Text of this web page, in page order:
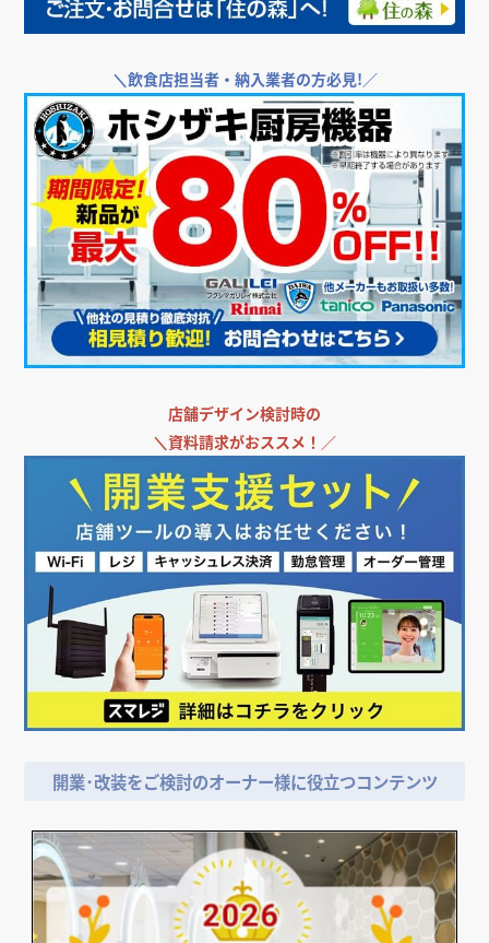
＼飲食店担当者・納入業者の方必見!／
店舗デザイン検討時の
＼ 資料請求がおススメ！／